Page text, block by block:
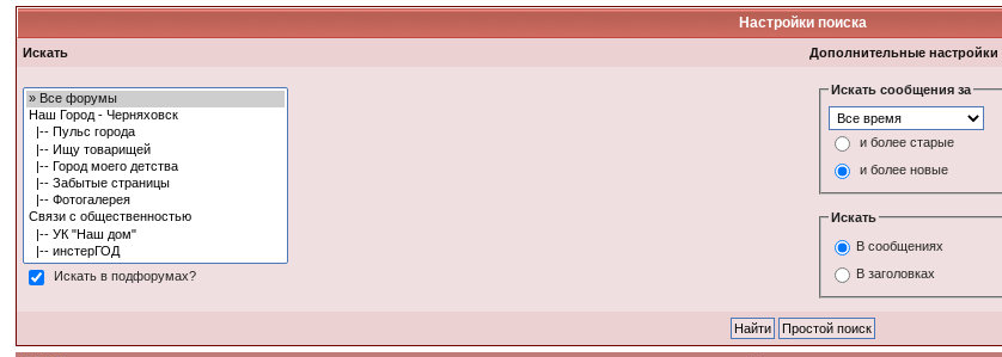
Настройки поиска
Искать Дополнительные настройки
Искать в подфорумах?
Искать сообщения за
и более старые
и более новые
Искать
В сообщениях
В заголовках